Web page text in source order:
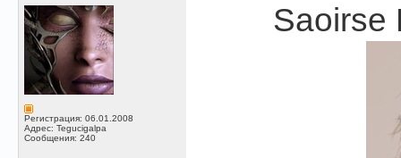
Регистрация: 06.01.2008
Адрес: Tegucigalpa
Сообщения: 240
Saoirse